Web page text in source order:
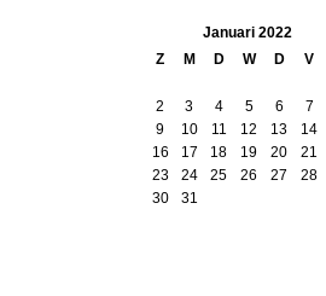
Januari 2022
Z
M D W D V
2
3 4 5 6 7
9
10 11 12 13 14
16
17 18 19 20 21
23
24 25 26 27 28
30
31